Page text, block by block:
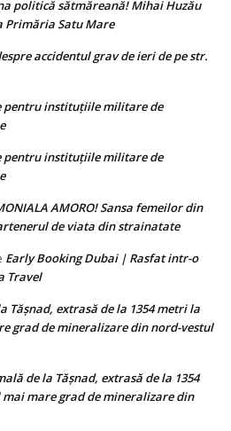
politică sătmăreană! Mihai Huzău
Primăria Satu Mare
accidentul grav de ieri de pe str.
pentru instituțiile militare de
pentru instituțiile militare de
AMORO! Sansa femeilor din
de viata din strainatate
Early Booking Dubai | Rasfat intr-o
Travel
Tăşnad, extrasă de la 1354 metri la
grad de mineralizare din nord-vestul
de la Tăşnad, extrasă de la 1354
mai mare grad de mineralizare din